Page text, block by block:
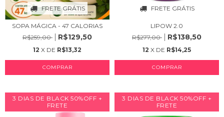
FRETE GRÁTIS
SOPA MÁGICA - 47 CALORIAS
R$259,00
R$129,50
12 X DE R$13,32
FRETE GRÁTIS
LIPOW 2.0
R$277,00
R$138,50
12 X DE R$14,25
COMPRAR
3 DIAS DE BLACK 50%OFF +
FRETE
3 DIAS DE BLACK 50%OFF +
FRETE